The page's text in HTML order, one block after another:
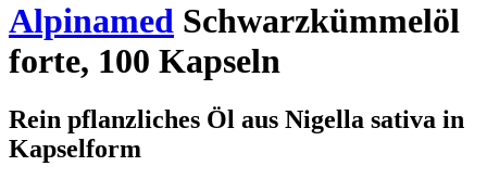
Alpinamed Schwarzkümmelöl
forte, 100 Kapseln
Rein pflanzliches Öl aus Nigella sativa in
Kapselform